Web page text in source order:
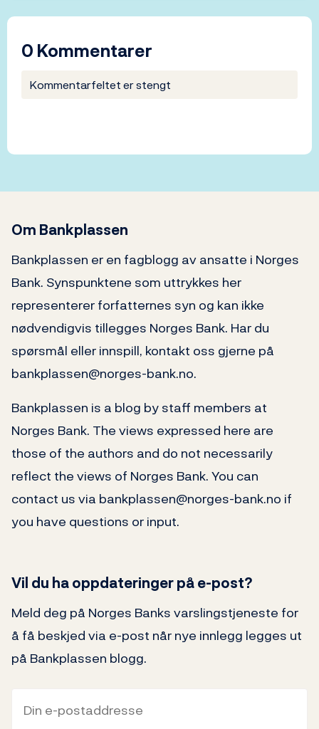
0 Kommentarer
Kommentarfeltet er stengt
Om Bankplassen
Bankplassen er en fagblogg av ansatte i Norges
Bank. Synspunktene som uttrykkes her
representerer forfatternes syn og kan ikke
nødvendigvis tillegges Norges Bank. Har du
spørsmål eller innspill, kontakt oss gjerne på
bankplassen@norges-bank.no.
Bankplassen is a blog by staff members at
Norges Bank. The views expressed here are
those of the authors and do not necessarily
reflect the views of Norges Bank. You can
contact us via bankplassen@norges-bank.no if
you have questions or input.
Vil du ha oppdateringer på e-post?
Meld deg på Norges Banks varslingstjeneste for
å få beskjed via e-post når nye innlegg legges ut
på Bankplassen blogg.